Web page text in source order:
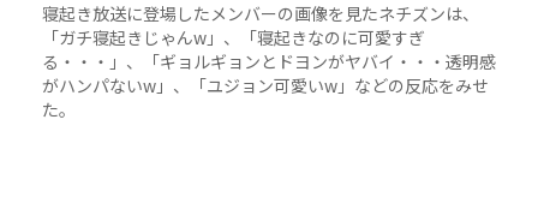
寝起き放送に登場したメンバーの画像を見たネチズンは、
「ガチ寝起きじゃんw」、「寝起きなのに可愛すぎ
る・・・」、「ギョルギョンとドヨンがヤバイ・・・透明感
がハンパないw」、「ユジョン可愛いw」などの反応をみせ
た。